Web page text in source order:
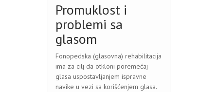
Promuklost i
problemi sa
glasom
Fonopedska (glasovna) rehabilitacija
ima za cilj da otkloni poremećaj
glasa uspostavljanjem ispravne
navike u vezi sa korišćenjem glasa.